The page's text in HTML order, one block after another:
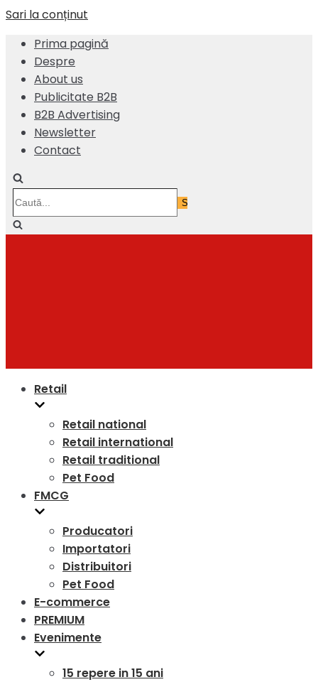
Sari la conținut
Prima pagină
Despre
About us
Publicitate B2B
B2B Advertising
Newsletter
Contact
Caută...
Retail
Retail national
Retail international
Retail traditional
Pet Food
FMCG
Producatori
Importatori
Distribuitori
Pet Food
E-commerce
PREMIUM
Evenimente
15 repere in 15 ani